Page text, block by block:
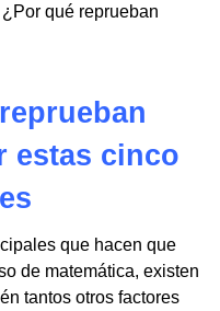
qué reprueban
estas cinco
que hacen que
de matemática, existen
tantos otros factores